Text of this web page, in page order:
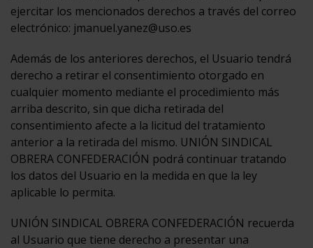
ejercitar los mencionados derechos a través del correo
electrónico: jmanuel.yanez@uso.es
Además de los anteriores derechos, el Usuario tendrá
derecho a retirar el consentimiento otorgado en
cualquier momento mediante el procedimiento más
arriba descrito, sin que dicha retirada del
consentimiento afecte a la licitud del tratamiento
anterior a la retirada del mismo. UNIÓN SINDICAL
OBRERA CONFEDERACIÓN podrá continuar tratando
los datos del Usuario en la medida en que la ley
aplicable lo permita.
UNIÓN SINDICAL OBRERA CONFEDERACIÓN recuerda
al Usuario que tiene derecho a presentar una